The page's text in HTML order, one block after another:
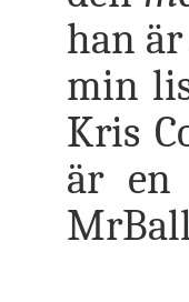
han
min
Kris
är en